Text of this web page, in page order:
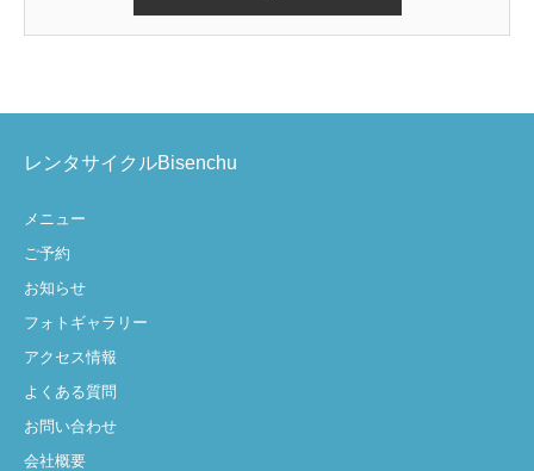
レンタサイクルBisenchu
メニュー
ご予約
お知らせ
フォトギャラリー
アクセス情報
よくある質問
お問い合わせ
会社概要